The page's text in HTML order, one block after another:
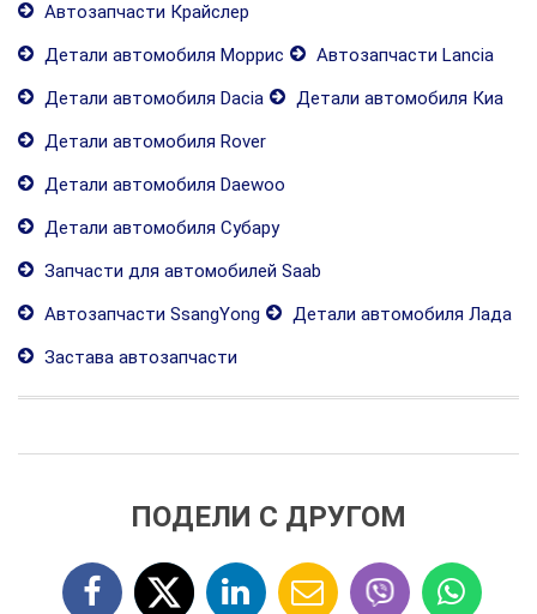
Автозапчасти Крайслер
Детали автомобиля Моррис
Автозапчасти Lancia
Детали автомобиля Dacia
Детали автомобиля Киа
Детали автомобиля Rover
Детали автомобиля Daewoo
Детали автомобиля Субару
Запчасти для автомобилей Saab
Автозапчасти SsangYong
Детали автомобиля Лада
Застава автозапчасти
ПОДЕЛИ С ДРУГОМ